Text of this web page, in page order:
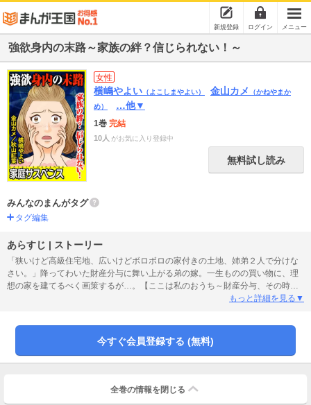
新規登録 ログイン メニュー
強欲身内の末路～家族の絆？信じられない！～
女性
横嶋やよい （よこしまやよい） 金山カメ
（かねやまか
め）
…他▼
1巻 完結
10人 がお気に入り登録中
無料試し読み
みんなのまんがタグ
タグ編集
あらすじ | ストーリー
「狭いけど高級住宅地、広いけどボロボロの家付きの土地、姉弟２人で分けな
さい。」降ってわいた財産分与に舞い上がる弟の嫁。一生ものの買い物に、理
想の家を建てるべく画策するが…。【ここは私のおうち～財産分与、その時…
～（横嶋やよい）】。堅実に生きる娘を見下し女子力マウントする母親は条件
ながら今度はその娘に寄生しようとすり寄ってきた！【ママは寄生虫～毒親白
書～（金山カメ）】。天涯孤独だった美菜の生き別れの兄を夫が見つけ出して
くれた。意気投合する夫と兄。しかし、新居に入り浸りわが物顔で振る舞う兄
に夫との仲がこじれてゆく。傷心の美菜に兄の借金と我が子の死産が追い打ち
葉）】。愛よりお金。自分の欲望のためなら家族も犠牲にする意地汚い身内の
もっと詳細を見る▼
今すぐ会員登録する (無料)
全巻の情報を 閉じる